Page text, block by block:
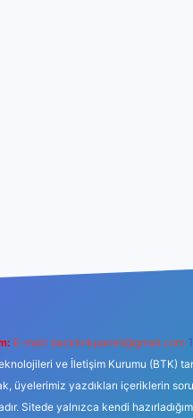
E-mail: backlinkpaneli@gmail.com
ve İletişim Kurumu (BTK)
üyelerimiz yazdıkları içeriklerin
Sitede yalnızca kendi